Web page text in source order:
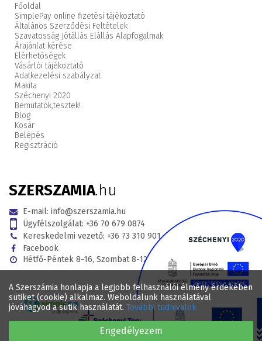
A Szerszámia honlapja a legjobb felhasználói élmény érdekében
sütiket (cookie) alkalmaz. Weboldalunk használatával
jóváhagyod a sütik használatát. További tudnivalók
Engedélyezem
Főoldal
SimplePay online fizetési tájékoztató
Általános Szerződési Feltételek
Szavatosság Jótállás Elállás Alapfogalmak
Árajánlat kérése
Elérhetőségek
Vásárlói tájékoztató
Adatkezelési szabályzat
Makita
Széchenyi 2020
Bemutatók,tesztek!
Blog
Kosár
Belépés
Regisztráció
SZERSZAMIA.hu
E-mail: info@szerszamia.hu
Ügyfélszolgálat: +36 70 679 0874
Kereskedelmi vezető: +36 73 310 901
Facebook
Hétfő-Péntek 8-16, Szombat 8-12
© 2017 - 2026 . Minden jog fenntartva SZERSZAMIA.hu Webáruház .